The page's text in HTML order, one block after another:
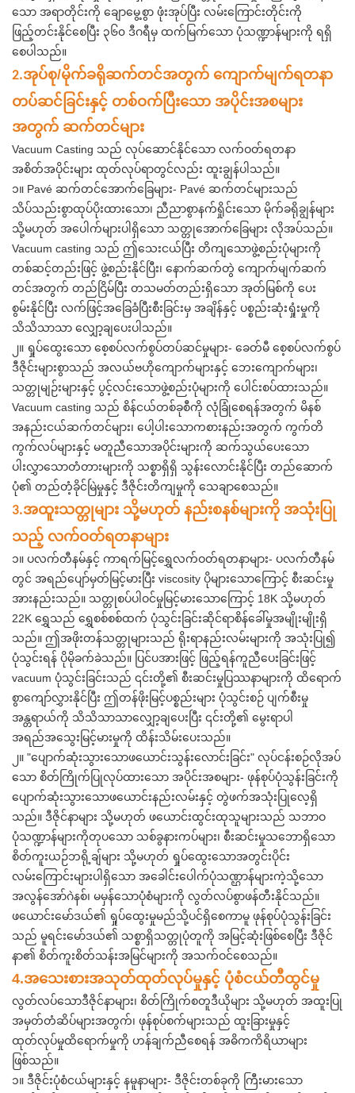
သော အရာတိုင်းကို ချောမွေ့စွာ ဖုံးအုပ်ပြီး လမ်းကြောင်းတိုင်းကို
ဖြည့်တင်းနိုင်စေပြီး ၃၆၀ ဒီဂရီမှ ထက်မြက်သော ပုံသဏ္ဍာန်များကို ရရှိ
စေပါသည်။
2.အုပ်စု/မိုက်ခရိုဆက်တင်အတွက် ကျောက်မျက်ရတနာ
တပ်ဆင်ခြင်းနှင့် တစ်ဝက်ပြီးသော အပိုင်းအစများ
အတွက် ဆက်တင်များ
Vacuum Casting သည် လုပ်ဆောင်နိုင်သော လက်ဝတ်ရတနာ
အစိတ်အပိုင်းများ ထုတ်လုပ်ရာတွင်လည်း ထူးချွန်ပါသည်။
၁။ Pavé ဆက်တင်အောက်ခြေများ- Pavé ဆက်တင်များသည်
သိပ်သည်းစွာထုပ်ပိုးထားသော၊ ညီညာစွာနက်ရှိုင်းသော မိုက်ခရိုချွန်များ
သို့မဟုတ် အပေါက်များပါရှိသော သတ္တုအောက်ခြေများ လိုအပ်သည်။
Vacuum casting သည် ဤသေးငယ်ပြီး တိကျသောဖွဲ့စည်းပုံများကို
တစ်ဆင့်တည်းဖြင့် ဖွဲ့စည်းနိုင်ပြီး၊ နောက်ဆက်တွဲ ကျောက်မျက်ဆက်
တင်အတွက် တည်ငြိမ်ပြီး တသမတ်တည်းရှိသော အုတ်မြစ်ကို ပေး
စွမ်းနိုင်ပြီး လက်ဖြင့်အခြေခံပြီးစီးခြင်းမှ အချိန်နှင့် ပစ္စည်းဆုံးရှုံးမှုကို
သိသိသာသာ လျှော့ချပေးပါသည်။
၂။ ရှုပ်ထွေးသော စေ့စပ်လက်စွပ်တပ်ဆင်မှုများ- ခေတ်မီ စေ့စပ်လက်စွပ်
ဒီဇိုင်းများစွာသည် အလယ်ဗဟိုကျောက်များနှင့် ဘေးကျောက်များ၊
သတ္တုမျဉ်းများနှင့် ပွင့်လင်းသောဖွဲ့စည်းပုံများကို ပေါင်းစပ်ထားသည်။
Vacuum casting သည် စိန်ငယ်တစ်ခုစီကို လုံခြုံစေရန်အတွက် မိနစ်
အနည်းငယ်ဆက်တင်များ၊ ပေါ့ပါးသောကစားနည်းအတွက် ကွက်တိ
ကွက်လပ်များနှင့် မတူညီသောအပိုင်းများကို ဆက်သွယ်ပေးသော
ပါးလွှာသောတံတားများကို သစ္စာရှိရှိ သွန်းလောင်းနိုင်ပြီး တည်ဆောက်
ပုံ၏ တည်တံ့ခိုင်မြဲမှုနှင့် ဒီဇိုင်းတိကျမှုကို သေချာစေသည်။
3.အထူးသတ္တုများ သို့မဟုတ် နည်းစနစ်များကို အသုံးပြု
သည့် လက်ဝတ်ရတနာများ
၁။ ပလက်တီနမ်နှင့် ကာရက်မြင့်ရွှေလက်ဝတ်ရတနာများ- ပလက်တီနမ်
တွင် အရည်ပျော်မှတ်မြင့်မားပြီး viscosity ပိုများသောကြောင့် စီးဆင်းမှု
အားနည်းသည်။ သတ္တုစပ်ပါဝင်မှုမြင့်မားသောကြောင့် 18K သို့မဟုတ်
22K ရွှေသည် ရွှေစစ်စစ်ထက် ပုံသွင်းခြင်းဆိုင်ရာစိန်ခေါ်မှုအမျိုးမျိုးရှိ
သည်။ ဤအဖိုးတန်သတ္တုများသည် ရိုးရာနည်းလမ်းများကို အသုံးပြု၍
ပုံသွင်းရန် ပိုမိုခက်ခဲသည်။ ပြင်ပအားဖြင့် ဖြည့်ရန်ကူညီပေးခြင်းဖြင့်
vacuum ပုံသွင်းခြင်းသည် ၎င်းတို့၏ စီးဆင်းမှုပြဿနာများကို ထိရောက်
စွာကျော်လွှားနိုင်ပြီး ဤတန်ဖိုးမြင့်ပစ္စည်းများ ပုံသွင်းစဉ် ပျက်စီးမှု
အန္တရာယ်ကို သိသိသာသာလျှော့ချပေးပြီး ၎င်းတို့၏ မွေးရာပါ
အရည်အသွေးမြင့်မားမှုကို ထိန်းသိမ်းပေးသည်။
၂။ "ပျောက်ဆုံးသွားသောဖယောင်းသွန်းလောင်းခြင်း" လုပ်ငန်းစဉ်လိုအပ်
သော စိတ်ကြိုက်ပြုလုပ်ထားသော အပိုင်းအစများ- ဖုန်စုပ်ပုံသွန်းခြင်းကို
ပျောက်ဆုံးသွားသောဖယောင်းနည်းလမ်းနှင့် တွဲဖက်အသုံးပြုလေ့ရှိ
သည်။ ဒီဇိုင်နာများ သို့မဟုတ် ဖယောင်းထွင်းထုသူများသည် သဘာဝ
ပုံသဏ္ဍာန်များကိုတုပသော သစ်ခွနားကပ်များ၊ စီးဆင်းမှုသဘောရှိသော
စိတ်ကူးယဉ်ဘရို့ချ်များ သို့မဟုတ် ရှုပ်ထွေးသောအတွင်းပိုင်း
လမ်းကြောင်းများပါရှိသော အခေါင်းပေါက်ပုံသဏ္ဌာန်များကဲ့သို့သော
အလွန်အော်ဂဲနစ်၊ မမှန်သောပုံစံများကို လွတ်လပ်စွာဖန်တီးနိုင်သည်။
ဖယောင်းမော်ဒယ်၏ ရှုပ်ထွေးမှုမည်သို့ပင်ရှိစေကာမူ ဖုန်စုပ်ပုံသွန်းခြင်း
သည် မူရင်းမော်ဒယ်၏ သစ္စာရှိသတ္တုပုံတူကို အမြင့်ဆုံးဖြစ်စေပြီး ဒီဇိုင်
နာ၏ စိတ်ကူးစိတ်သန်းအမြင်များကို အသက်ဝင်စေသည်။
4.အသေးစားအသုတ်ထုတ်လုပ်မှုနှင့် ပုံစံငယ်တီထွင်မှု
လွတ်လပ်သောဒီဇိုင်နာများ၊ စိတ်ကြိုက်စတူဒီယိုများ သို့မဟုတ် အထူးပြု
အမှတ်တံဆိပ်များအတွက်၊ ဖုန်စုပ်စက်များသည် ထူးခြားမှုနှင့်
ထုတ်လုပ်မှုထိရောက်မှုကို ဟန်ချက်ညီစေရန် အဓိကကိရိယာများ
ဖြစ်သည်။
၁။ ဒီဇိုင်းပုံစံငယ်များနှင့် နမူနာများ- ဒီဇိုင်းတစ်ခုကို ကြီးမားသော